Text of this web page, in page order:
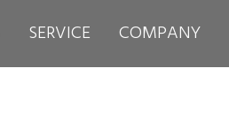
SERVICE COMPANY